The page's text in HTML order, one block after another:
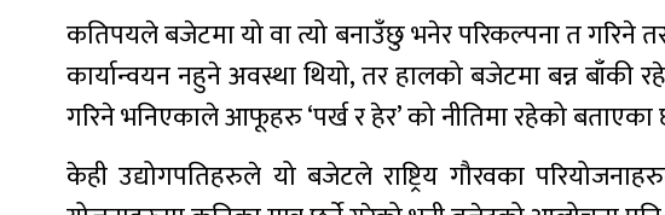
कतिपयले बजेटमा यो वा त्यो बनाउँछु भनेर परिकल्पना त गरिने
कार्यान्वयन नहुने अवस्था थियो, तर हालको बजेटमा बन्न बाँकी
गरिने भनिएकाले आफूहरु ‘पर्ख र हेर’ को नीतिमा रहेको बताएका
केही उद्योगपतिहरुले यो बजेटले राष्ट्रिय गौरवका